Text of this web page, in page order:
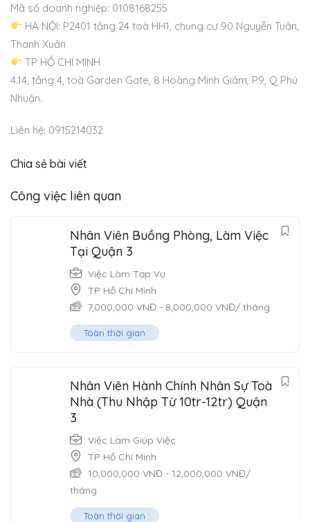
Mã số doanh nghiệp: 0108168255
HÀ NỘI: P2401 tầng 24 toà HH1, chung cư 90 Nguyễn Tuân,
Thanh Xuân
TP HỒ CHÍ MINH
4.14, tầng 4, toà Garden Gate, 8 Hoàng Minh Giám, P9, Q Phú
Nhuận.
Liên hệ: 0915214032
Chia sẻ bài viết
Công việc liên quan
Nhân Viên Buồng Phòng, Làm Việc
Tại Quận 3
Việc Làm Tạp Vụ
TP Hồ Chí Minh
7,000,000 VNĐ - 8,000,000 VNĐ/ tháng
Toàn thời gian
Nhân Viên Hành Chính Nhân Sự Toà
Nhà (Thu Nhập Từ 10tr-12tr) Quận
3
Việc Làm Giúp Việc
TP Hồ Chí Minh
10,000,000 VNĐ - 12,000,000 VNĐ/
tháng
Toàn thời gian